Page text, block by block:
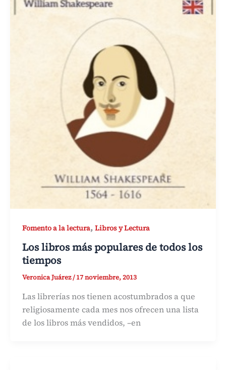
Fomento a la lectura, Libros y Lectura
Los libros más populares de todos los
tiempos
Veronica Juárez/17 noviembre, 2013
Las librerías nos tienen acostumbrados a que
religiosamente cada mes nos ofrecen una lista
de los libros más vendidos, –en